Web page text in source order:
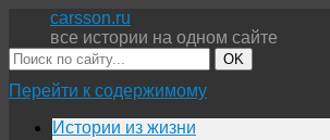
carsson.ru
все истории на одном сайте
OK
Перейти к содержимому
Истории из жизни